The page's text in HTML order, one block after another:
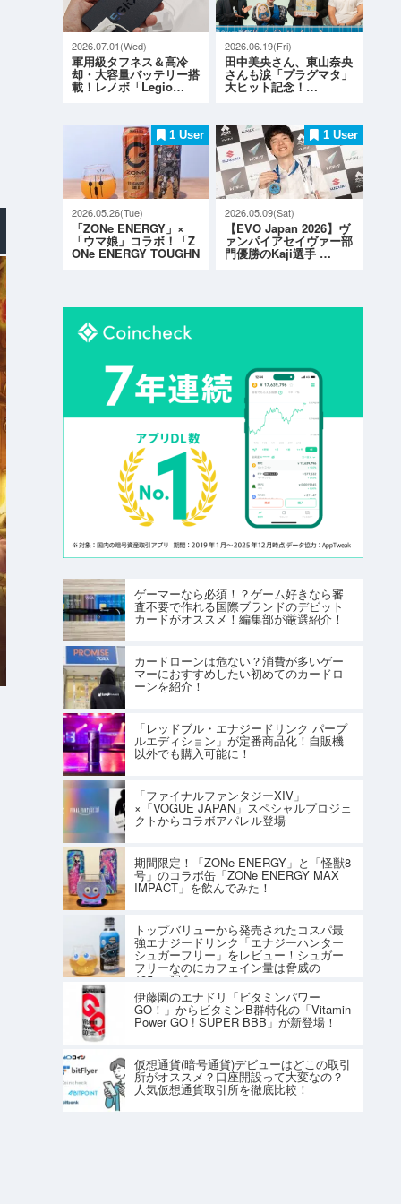
2026.07.01(Wed)
軍用級タフネス＆高冷
却・大容量バッテリー搭
載！レノボ「Legio…
2026.06.19(Fri)
田中美央さん、東山奈央
さんも涙「プラグマタ」
大ヒット記念！…
1 User
2026.05.26(Tue)
「ZONe ENERGY」×
「ウマ娘」コラボ！「Z
ONe ENERGY TOUGHN
1 User
2026.05.09(Sat)
【EVO Japan 2026】ヴ
ァンパイアセイヴァー部
門優勝のKaji選手 …
ゲーマーなら必須！？ゲーム好きなら審
査不要で作れる国際ブランドのデビット
カードがオススメ！編集部が厳選紹介！
カードローンは危ない？消費が多いゲー
マーにおすすめしたい初めてのカードロ
ーンを紹介！
「レッドブル・エナジードリンク パープ
ルエディション」が定番商品化！自販機
以外でも購入可能に！
「ファイナルファンタジーXIV」
×「VOGUE JAPAN」スペシャルプロジェ
クトからコラボアパレル登場
期間限定！「ZONe ENERGY」と「怪獣8
号」のコラボ缶「ZONe ENERGY MAX
IMPACT」を飲んでみた！
トップバリューから発売されたコスパ最
強エナジードリンク「エナジーハンター
シュガーフリー」をレビュー！シュガー
フリーなのにカフェイン量は脅威の
195mg配合
伊藤園のエナドリ「ビタミンパワー
GO！」からビタミンB群特化の「Vitamin
Power GO ! SUPER BBB」が新登場！
仮想通貨(暗号通貨)デビューはどこの取引
所がオススメ？口座開設って大変なの？
人気仮想通貨取引所を徹底比較！